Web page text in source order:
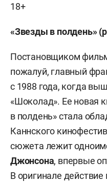
18+
«Звезды в полдень»
Постановщиком
пожалуй, главный
с 1988 года, когда
«Шоколад». Ее новая
в полдень» стала
Каннского
сюжета лежит
Джонсона, впервые
В оригинале